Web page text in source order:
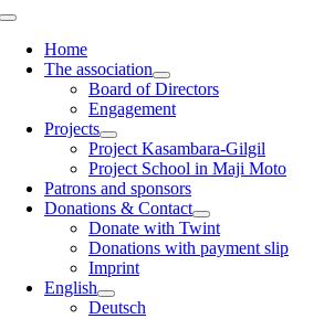
to
Toggle
NavigationHome
The association
Board of Directors
Engagement
Projects
Project Kasambara-Gilgil
Project School in Maji Moto
Patrons and sponsors
Donations & Contact
Donate with Twint
Donations with payment slip
Imprint
English
Deutsch